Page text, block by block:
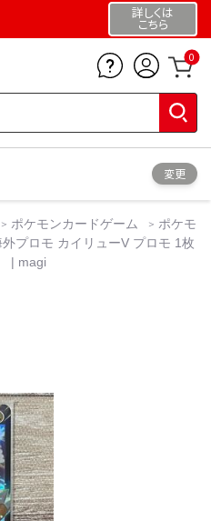
詳しくは
こちら
0
変更
ポケモンカードゲーム
ポケモ
プロモ カイリューV プロモ 1枚
| magi